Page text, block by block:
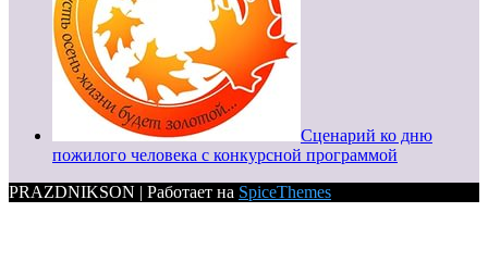
Сценарий ко дню
пожилого человека с конкурсной программой
PRAZDNIKSON | Работает на SpiceThemes